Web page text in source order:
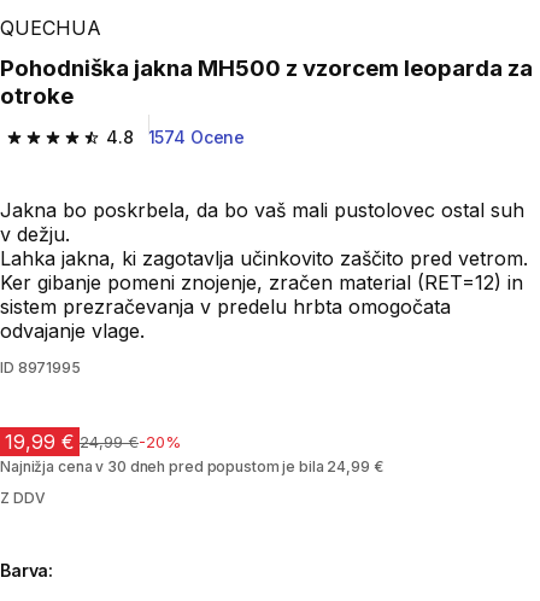
QUECHUA
Pohodniška jakna MH500 z vzorcem leoparda za
otroke
4.8
4.8 od 5 zvezdic from 1574 ocene
1574 Ocene
Jakna bo poskrbela, da bo vaš mali pustolovec ostal suh
v dežju.
Lahka jakna, ki zagotavlja učinkovito zaščito pred vetrom.
Ker gibanje pomeni znojenje, zračen material (RET=12) in
sistem prezračevanja v predelu hrbta omogočata
odvajanje vlage.
ID 8971995
19,99 € Cena pred znižanjem
24,99 €-20%
Najnižja cena v 30 dneh pred popustom je bila 24,99 €
Z DDV
Barva: